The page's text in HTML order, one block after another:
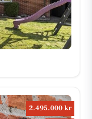
2.495.000 kr